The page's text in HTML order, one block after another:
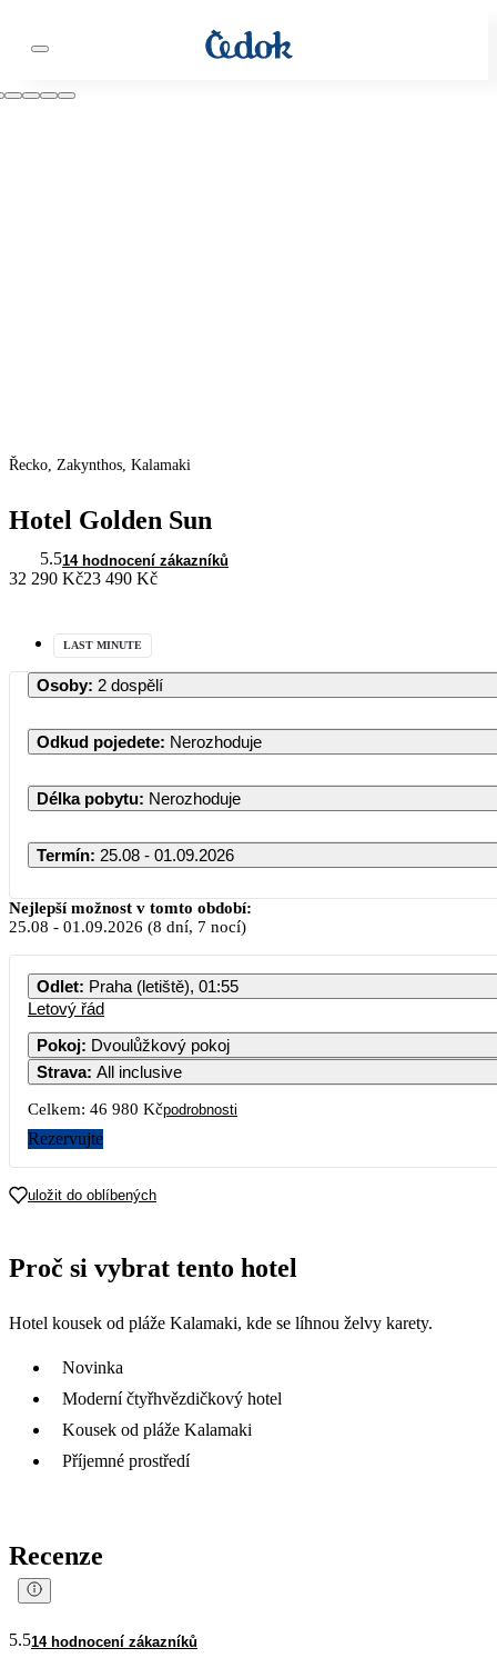
Řecko, Zakynthos, Kalamaki
Hotel Golden Sun
5.514 hodnocení zákazníků
32 290 Kč23 490 Kč
LAST MINUTE
Osoby: 2 dospělí
Odkud pojedete: Nerozhoduje
Délka pobytu: Nerozhoduje
Termín: 25.08 - 01.09.2026
Srpen 2026
PO ÚT ST ČT PÁ SO NE
23 490
Nejlepší možnost v tomto období:
25.08 - 01.09.2026 (8 dní, 7 nocí)
Odlet: Praha (letiště), 01:55
Letový řád
Pokoj: Dvoulůžkový pokoj
Strava: All inclusive
Celkem: 46 980 Kčpodrobnosti
Rezervujte
uložit do oblíbených
Proč si vybrat tento hotel
Hotel kousek od pláže Kalamaki, kde se líhnou želvy karety.
Novinka
Moderní čtyřhvězdičkový hotel
Kousek od pláže Kalamaki
Příjemné prostředí
Recenze
5.514 hodnocení zákazníků